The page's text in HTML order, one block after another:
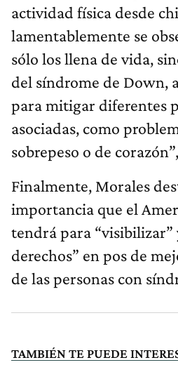
actividad física desde
lamentablemente se
sólo los llena de vida,
del síndrome de Down,
para mitigar diferentes
asociadas, como
sobrepeso o de
Finalmente, Morales
importancia que el
tendrá para
derechos” en pos de
de las personas con
TAMBIÉN TE PUEDE